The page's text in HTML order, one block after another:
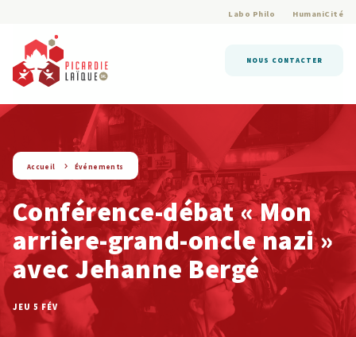
Labo Philo HumaniCité
NOUS CONTACTER
string(9) « evenement »
Accueil Événements
Conférence-débat « Mon
arrière-grand-oncle nazi »
avec Jehanne Bergé
JEU 5 FÉV